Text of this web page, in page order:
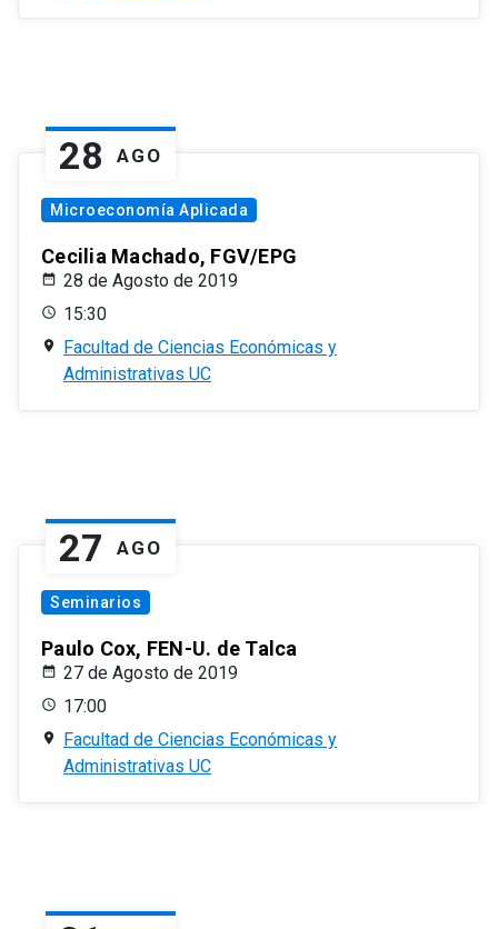
28 AGO
Microeconomía Aplicada
Cecilia Machado, FGV/EPG
28 de Agosto de 2019
15:30
Facultad de Ciencias Económicas y
Administrativas UC
27 AGO
Seminarios
Paulo Cox, FEN-U. de Talca
27 de Agosto de 2019
17:00
Facultad de Ciencias Económicas y
Administrativas UC